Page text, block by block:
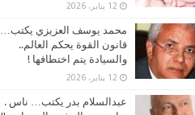
12 يناير، 2026
محمد يوسف العزيزي يكتب…
قانون القوة يحكم العالم..
والسيادة يتم اختطافها !
12 يناير، 2026
عبدالسلام بدر يكتب… ناس .